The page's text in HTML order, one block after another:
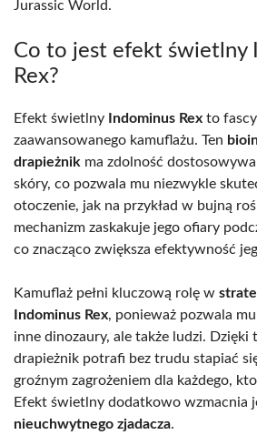
Jurassic World.
Co to jest efekt świetlny
Rex?
Efekt świetlny Indominus Rex to
zaawansowanego kamuflażu. Ten
drapieżnik ma zdolność
skóry, co pozwala mu niezwykle
otoczenie, jak na przykład w bujną
mechanizm zaskakuje jego ofiary
co znacząco zwiększa efektywność
Kamuflaż pełni kluczową rolę w
Indominus Rex, ponieważ pozwala
inne dinozaury, ale także ludzi. Dzięki
drapieżnik potrafi bez trudu stapiać
groźnym zagrożeniem dla każdego,
Efekt świetlny dodatkowo wzmacnia
nieuchwytnego zjadacza.